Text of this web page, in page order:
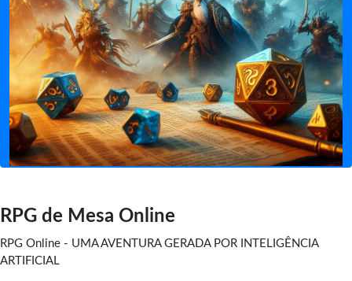
RPG de Mesa Online
RPG Online - UMA AVENTURA GERADA POR INTELIGÊNCIA
ARTIFICIAL